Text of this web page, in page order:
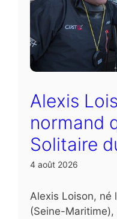
Alexis
normand
Solitaire
4 août 2026
Alexis Loison, né
(Seine-Maritime),